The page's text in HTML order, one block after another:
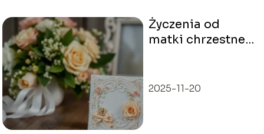
Życzenia od
matki chrzestnej
2025-11-20